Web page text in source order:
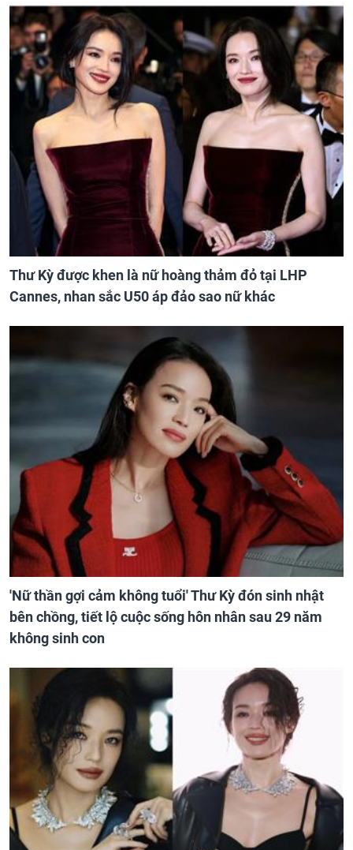
Thư Kỳ được khen là nữ hoàng thảm đỏ tại LHP
Cannes, nhan sắc U50 áp đảo sao nữ khác
'Nữ thần gợi cảm không tuổi' Thư Kỳ đón sinh nhật
bên chồng, tiết lộ cuộc sống hôn nhân sau 29 năm
không sinh con